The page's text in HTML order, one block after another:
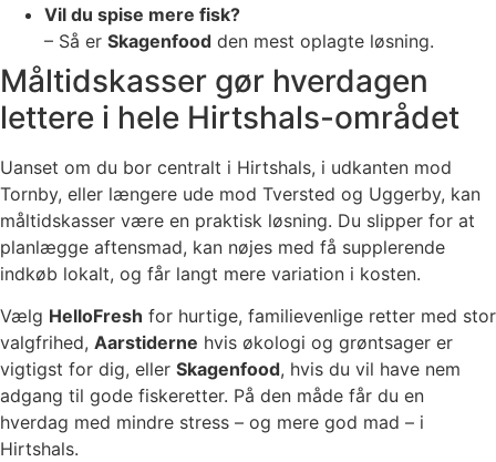
Vil du spise mere fisk?
– Så er Skagenfood den mest oplagte løsning.
Måltidskasser gør hverdagen
lettere i hele Hirtshals-området
Uanset om du bor centralt i Hirtshals, i udkanten mod
Tornby, eller længere ude mod Tversted og Uggerby, kan
måltidskasser være en praktisk løsning. Du slipper for at
planlægge aftensmad, kan nøjes med få supplerende
indkøb lokalt, og får langt mere variation i kosten.
Vælg HelloFresh for hurtige, familievenlige retter med stor
valgfrihed, Aarstiderne hvis økologi og grøntsager er
vigtigst for dig, eller Skagenfood, hvis du vil have nem
adgang til gode fiskeretter. På den måde får du en
hverdag med mindre stress – og mere god mad – i
Hirtshals.